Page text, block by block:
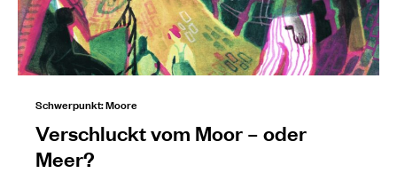
Schwerpunkt: Moore
Verschluckt vom Moor – oder
Meer?